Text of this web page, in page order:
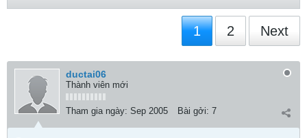
1 2 Next
ductai06
Thành viên mới
Tham gia ngày: Sep 2005 Bài gởi: 7